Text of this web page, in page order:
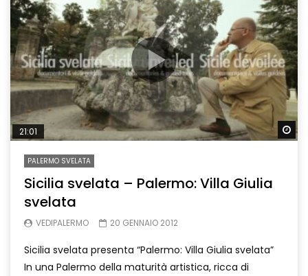
21:01
PALERMO SVELATA
Sicilia svelata – Palermo: Villa Giulia
svelata
VEDIPALERMO 20 GENNAIO 2012
Sicilia svelata presenta “Palermo: Villa Giulia svelata”
In una Palermo della maturità artistica, ricca di